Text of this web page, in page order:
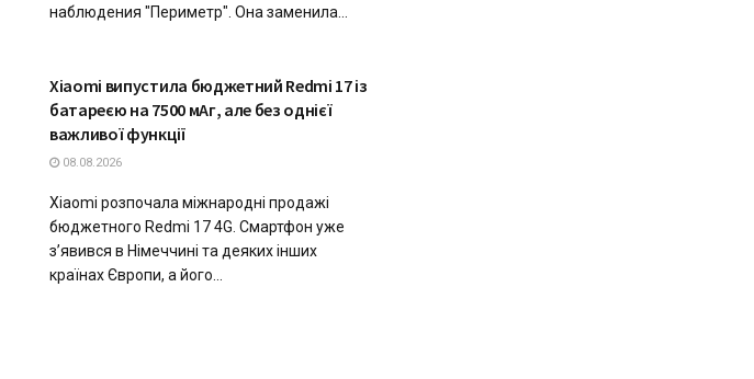
наблюдения "Периметр". Она заменила...
ТЕХНОЛОГІЇ
Xiaomi випустила бюджетний Redmi 17 із
батареєю на 7500 мАг, але без однієї
важливої функції
08.08.2026
Xiaomi розпочала міжнародні продажі
бюджетного Redmi 17 4G. Смартфон уже
з’явився в Німеччині та деяких інших
країнах Європи, а його...